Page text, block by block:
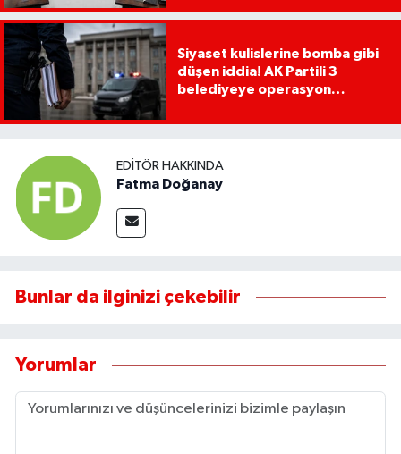
Siyaset kulislerine bomba gibi
düşen iddia! AK Partili 3
belediyeye operasyon
EDITÖR HAKKINDA
Fatma Doğanay
Bunlar da ilginizi çekebilir
Yorumlar